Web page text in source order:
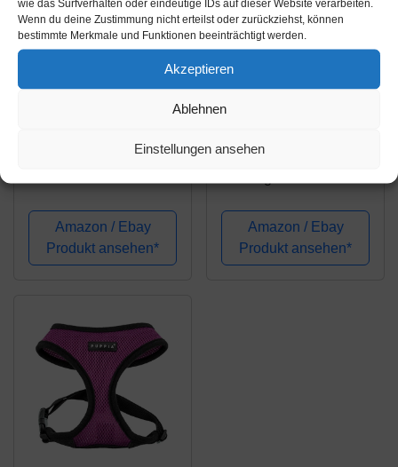
wie das Surfverhalten oder eindeutige IDs auf dieser Website verarbeiten.
Wenn du deine Zustimmung nicht erteilst oder zurückziehst, können
bestimmte Merkmale und Funktionen beeinträchtigt werden.
Akzeptieren
Ablehnen
Einstellungen ansehen
Amazon.de
Hundegeschirr,
reflektierend,
verstellbar, komfortable
Amazon / Ebay
Produkt ansehen*
Amazon.de
Truelove
Zerren, reflektierende
Nähte sorgen für
Sichtbarkeit in der
Amazon / Ebay
Produkt ansehen*